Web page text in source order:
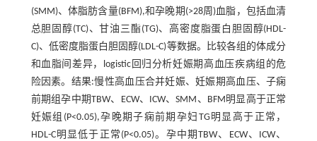
(SMM)、体脂肪含量(BFM),和孕晚期(>28周)血脂，包括血清
总胆固醇(TC)、甘油三酯(TG)、高密度脂蛋白胆固醇(HDL-
C)、低密度脂蛋白胆固醇(LDL-C)等数据。比较各组的体成分
和血脂间差异，logistic回归分析妊娠期高血压疾病组的危
险因素。结果:慢性高血压合并妊娠、妊娠期高血压、子痫
前期组孕中期TBW、ECW、ICW、SMM、BFM明显高于正常
妊娠组(P<0.05),孕晚期子痫前期孕妇TG明显高于正常，
HDL-C明显低于正常(P<0.05)。孕中期TBW、ECW、ICW、